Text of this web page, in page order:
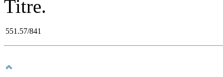
Titre.
551.57/841